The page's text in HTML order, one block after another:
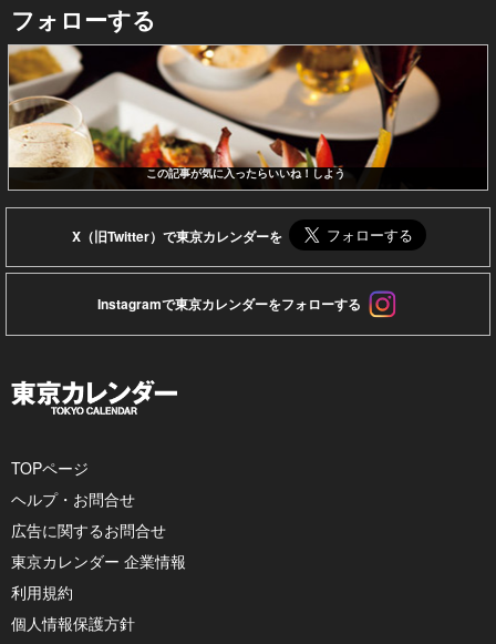
フォローする
この記事が気に入ったらいいね！しよう
X（旧Twitter）で東京カレンダーを
Instagramで東京カレンダーをフォローする
TOPページ
ヘルプ・お問合せ
広告に関するお問合せ
東京カレンダー 企業情報
利用規約
個人情報保護方針